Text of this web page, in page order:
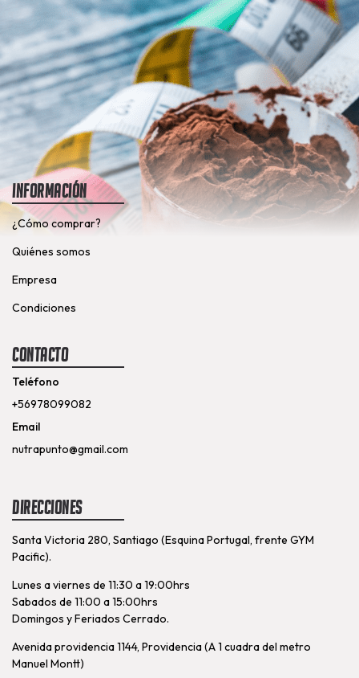
Información
¿Cómo comprar?
Quiénes somos
Empresa
Condiciones
Contacto
Teléfono
+56978099082
Email
nutrapunto@gmail.com
Direcciones
Santa Victoria 280, Santiago (Esquina Portugal, frente GYM
Pacific).
Lunes a viernes de 11:30 a 19:00hrs
Sabados de 11:00 a 15:00hrs
Domingos y Feriados Cerrado.
Avenida providencia 1144, Providencia (A 1 cuadra del metro
Manuel Montt)